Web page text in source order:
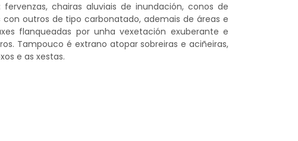
chairas aluviais de inundación, conos de
outros de tipo carbonatado, ademais de áreas e
flanqueadas por unha vexetación exuberante e
Tampouco é extrano atopar sobreiras e aciñeiras,
e as xestas.